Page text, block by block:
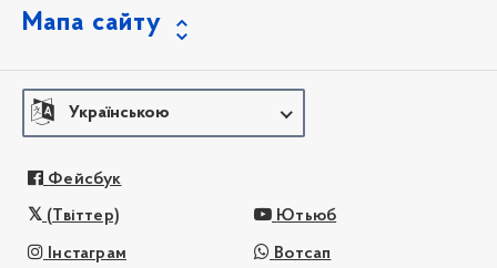
Мапа сайту
Українською
Фейсбук
(Твіттер) Ютьюб
Інстаграм Вотсап